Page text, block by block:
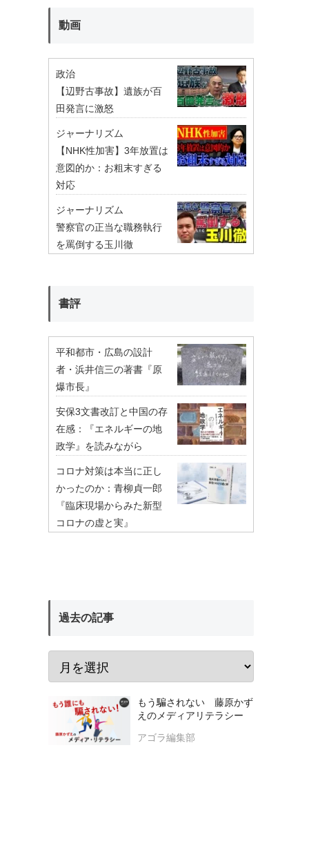
動画
政治
【辺野古事故】遺族が百
田発言に激怒
ジャーナリズム
【NHK性加害】3年放置は
意図的か：お粗末すぎる
対応
ジャーナリズム
警察官の正当な職務執行
を罵倒する玉川徹
書評
平和都市・広島の設計
者・浜井信三の著書『原
爆市長』
安保3文書改訂と中国の存
在感：『エネルギーの地
政学』を読みながら
コロナ対策は本当に正し
かったのか：青柳貞一郎
『臨床現場からみた新型
コロナの虚と実』
過去の記事
もう騙されない 藤原かず
えのメディアリテラシー
アゴラ編集部